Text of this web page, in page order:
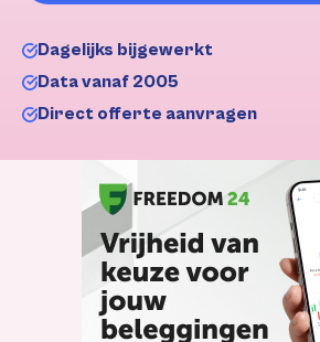
Dagelijks bijgewerkt
Data vanaf 2005
Direct offerte aanvragen